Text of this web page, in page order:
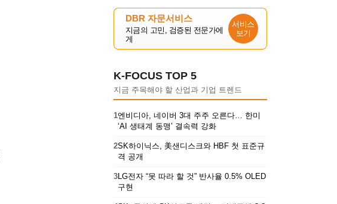
DBR 자문서비스
지금의 고민, 검증된 전문가에
게
서비스
보기
K-FOCUS TOP 5
지금 주목해야 할 산업과 기업 트렌드
1엔비디아, 네이버 3대 주주 오른다… 한미
‘AI 생태계 동맹’ 결속력 강화
2SK하이닉스, 美샌디스크와 HBF 첫 표준규
격 공개
3LG전자 “못 따라 할 것” 반사율 0.5% OLED
구현